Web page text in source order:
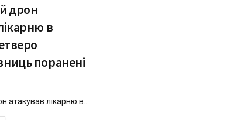
дрон
в
поранені
атакував лікарню в...